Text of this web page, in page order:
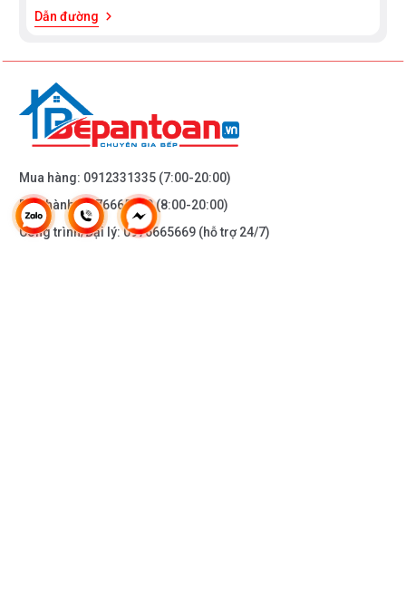
Dẫn đường
Mua hàng: 0912331335 (7:00-20:00)
Bảo hành:0976665669(8:00-20:00)
Công trình/Đại lý:0976665669 (hỗ trợ 24/7)